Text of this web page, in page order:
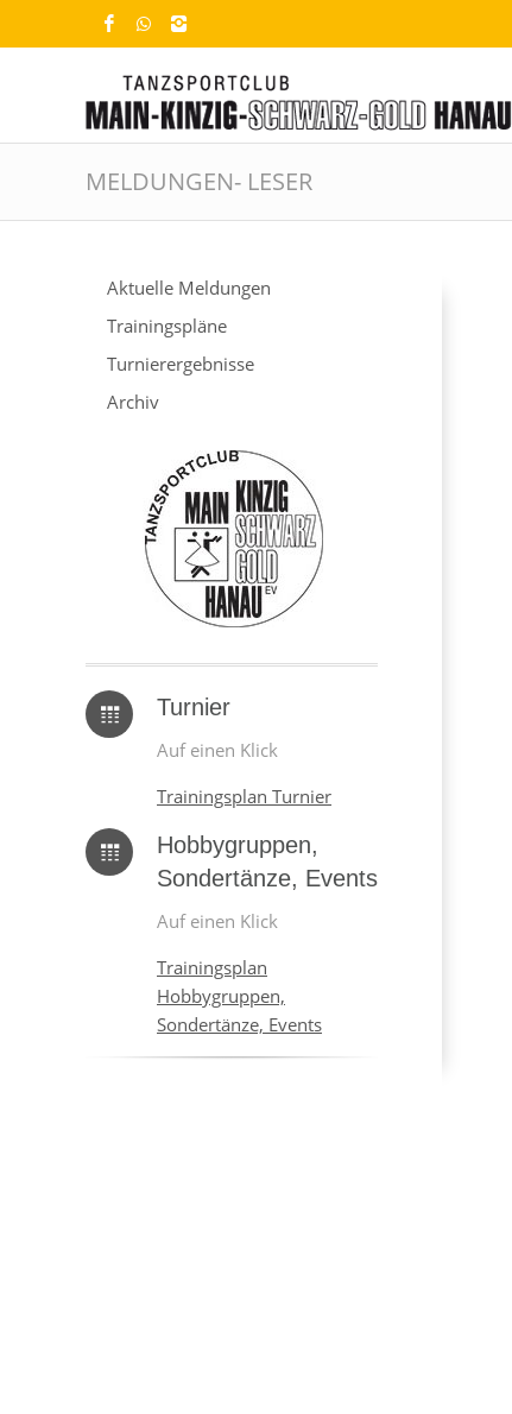
MELDUNGEN- LESER
Aktuelle Meldungen
Trainingspläne
Turnierergebnisse
Archiv
Turnier
Auf einen Klick
Trainingsplan Turnier
Hobbygruppen,
Sondertänze, Events
Auf einen Klick
Trainingsplan
Hobbygruppen,
Sondertänze, Events